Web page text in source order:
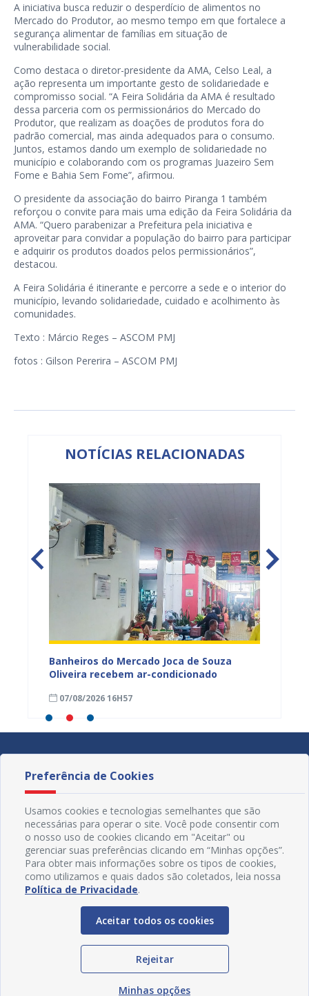
A iniciativa busca reduzir o desperdício de alimentos no
Mercado do Produtor, ao mesmo tempo em que fortalece a
segurança alimentar de famílias em situação de
vulnerabilidade social.
Como destaca o diretor-presidente da AMA, Celso Leal, a
ação representa um importante gesto de solidariedade e
compromisso social. “A Feira Solidária da AMA é resultado
dessa parceria com os permissionários do Mercado do
Produtor, que realizam as doações de produtos fora do
padrão comercial, mas ainda adequados para o consumo.
Juntos, estamos dando um exemplo de solidariedade no
município e colaborando com os programas Juazeiro Sem
Fome e Bahia Sem Fome”, afirmou.
O presidente da associação do bairro Piranga 1 também
reforçou o convite para mais uma edição da Feira Solidária da
AMA. “Quero parabenizar a Prefeitura pela iniciativa e
aproveitar para convidar a população do bairro para participar
e adquirir os produtos doados pelos permissionários”,
destacou.
A Feira Solidária é itinerante e percorre a sede e o interior do
município, levando solidariedade, cuidado e acolhimento às
comunidades.
Texto : Márcio Reges – ASCOM PMJ
fotos : Gilson Pererira – ASCOM PMJ
NOTÍCIAS RELACIONADAS
Banheiros do Mercado Joca de Souza
Oliveira recebem ar-condicionado
07/08/2026 16H57
Redes Sociais
Preferência de Cookies
Usamos cookies e tecnologias semelhantes que são
necessárias para operar o site. Você pode consentir com
o nosso uso de cookies clicando em "Aceitar" ou
gerenciar suas preferências clicando em “Minhas opções”.
Para obter mais informações sobre os tipos de cookies,
como utilizamos e quais dados são coletados, leia nossa
Política de Privacidade.
Aceitar todos os cookies
Rejeitar
Minhas opções